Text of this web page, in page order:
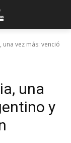
una vez más: venció
una
y